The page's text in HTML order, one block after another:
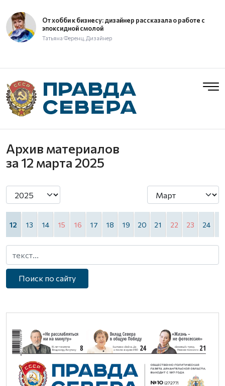
От хобби к бизнесу: дизайнер рассказала о работе с
эпоксидной смолой
Татьяна Ференц, Дизайнер
Архив материалов
за 12 марта 2025
12 13 14 15 16 17 18 19 20 21 22 23 24
Поиск по сайту